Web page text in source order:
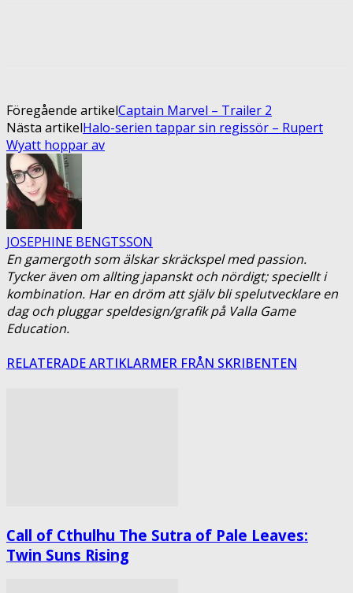
Föregående artikelCaptain Marvel – Trailer 2
Nästa artikelHalo-serien tappar sin regissör – Rupert
Wyatt hoppar av
JOSEPHINE BENGTSSON
En gamergoth som älskar skräckspel med passion.
Tycker även om allting japanskt och nördigt; speciellt i
kombination. Har en dröm att själv bli spelutvecklare en
dag och pluggar speldesign/grafik på Valla Game
Education.
RELATERADE ARTIKLARMER FRÅN SKRIBENTEN
Call of Cthulhu The Sutra of Pale Leaves:
Twin Suns Rising